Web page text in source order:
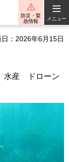
防災・緊
急情報
メニュー
日：2026年6月15日
産 ドローン